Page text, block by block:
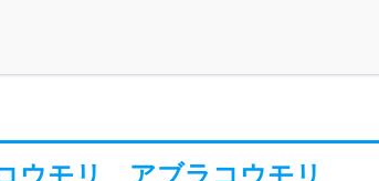
ウモリ アブラコウモリ